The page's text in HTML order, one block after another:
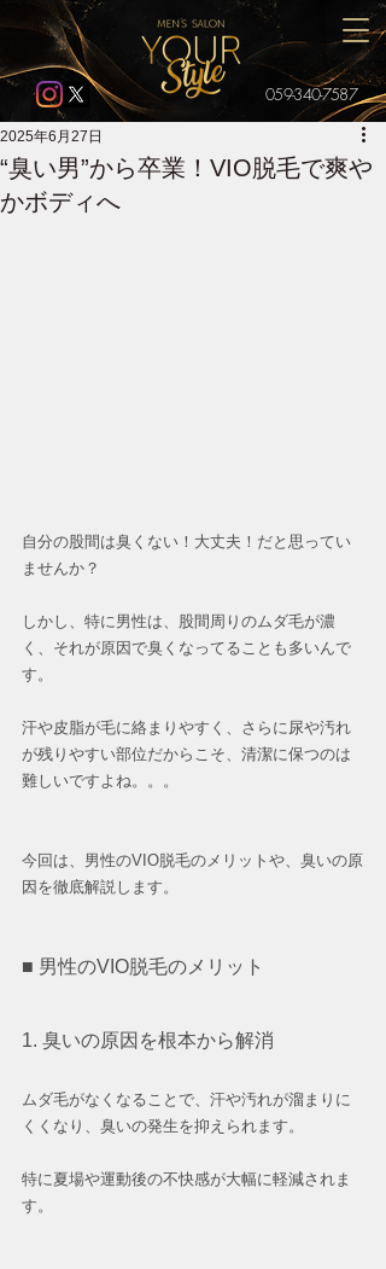
059-340-7587
“臭い男”から卒業！VIO脱毛で爽や
かボディへ
2025年6月27日
自分の股間は臭くない！大丈夫！だと思ってい
ませんか？
しかし、特に男性は、股間周りのムダ毛が濃
く、それが原因で臭くなってることも多いんで
す。
汗や皮脂が毛に絡まりやすく、さらに尿や汚れ
が残りやすい部位だからこそ、清潔に保つのは
難しいですよね。。。
今回は、男性のVIO脱毛のメリットや、臭いの原
因を徹底解説します。
■ 男性のVIO脱毛のメリット
1. 臭いの原因を根本から解消
ムダ毛がなくなることで、汗や汚れが溜まりに
くくなり、臭いの発生を抑えられます。
特に夏場や運動後の不快感が大幅に軽減されま
す。